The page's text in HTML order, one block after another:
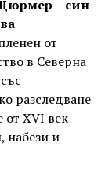
– син
от
в Северна
разследване
от XVI век
набези и